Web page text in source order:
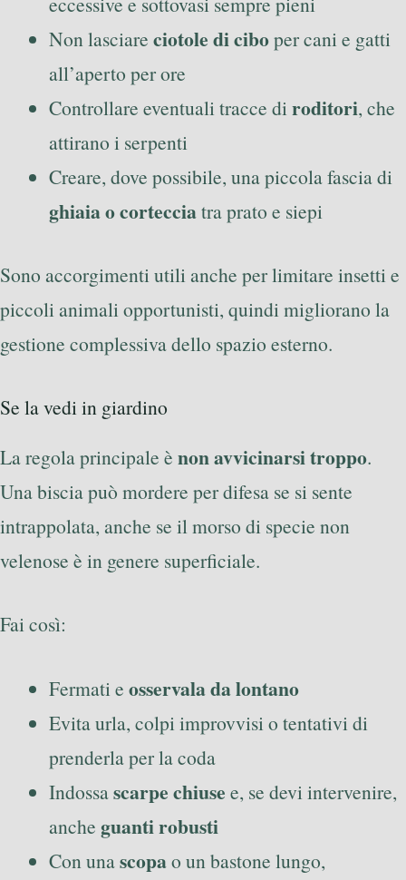
Non lasciare ciotole di ciboper cani e gatti
all’aperto per ore
Controllare eventuali tracce di roditori, che
attirano i serpenti
Creare, dove possibile, una piccola fascia di
ghiaia o cortecciatra prato e siepi
Sono accorgimenti utili anche per limitare insetti e
piccoli animali opportunisti, quindi migliorano la
gestione complessiva dello spazio esterno.
Se la vedi in giardino
La regola principale è non avvicinarsi troppo.
Una biscia può mordere per difesa se si sente
intrappolata, anche se il morso di specie non
velenose è in genere superficiale.
Fai così:
Fermati e osservala da lontano
Evita urla, colpi improvvisi o tentativi di
prenderla per la coda
Indossascarpe chiuse e, se devi intervenire,
anche guanti robusti
Con unascopao un bastone lungo,